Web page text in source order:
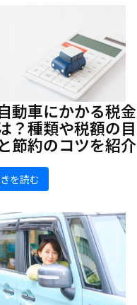
動車にかかる税金
？種類や税額の目
節約のコツを紹介
を読む